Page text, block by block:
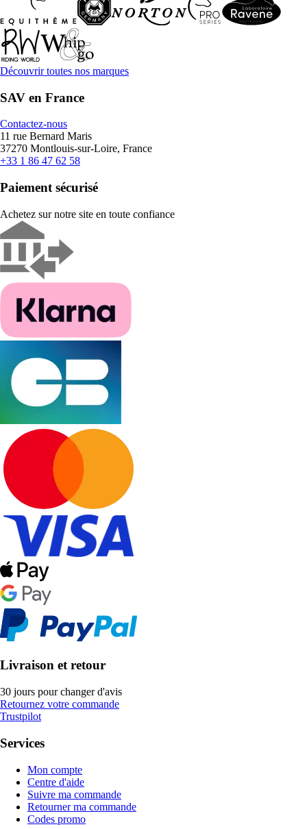
Découvrir toutes nos marques
SAV en France
Contactez-nous
11 rue Bernard Maris
37270 Montlouis-sur-Loire, France
+33 1 86 47 62 58
Paiement sécurisé
Achetez sur notre site en toute confiance
Livraison et retour
30 jours pour changer d'avis
Retournez votre commande
Trustpilot
Services
Mon compte
Centre d'aide
Suivre ma commande
Retourner ma commande
Codes promo